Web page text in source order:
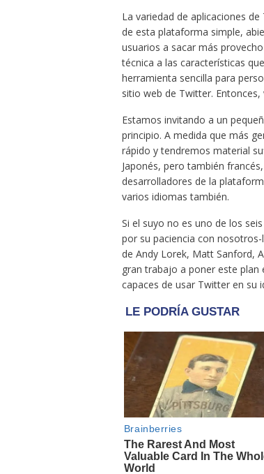
La variedad de aplicaciones
de esta plataforma simple,
usuarios a sacar más
técnica a las características
herramienta sencilla para
sitio web de Twitter.
Estamos invitando a un
principio. A medida que más
rápido y tendremos material
Japonés, pero también
desarrolladores de la
varios idiomas también.
Si el suyo no es uno de los
por su paciencia con
de Andy Lorek, Matt Sanford,
gran trabajo a poner este
capaces de usar Twitter en su